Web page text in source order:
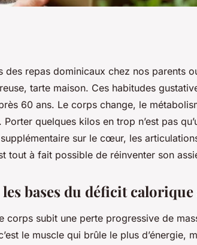
des repas dominicaux chez nos parents
tarte maison. Ces habitudes
60 ans. Le corps change, le
quelques kilos en trop n’est pas
sur le cœur, les
tout à fait possible de réinventer son
bases du déficit calorique
corps subit une perte progressive de
le muscle qui brûle le plus d’énergie,